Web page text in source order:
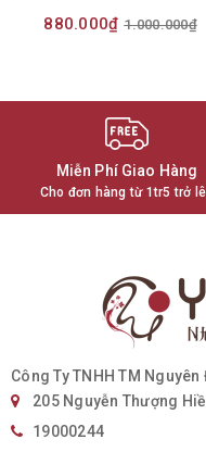
20 Ống x 20ml
880.000₫ 1.000.000₫
Miễn Phí Giao Hàng
Cho đơn hàng từ 1tr5 trở
Công Ty TNHH TM Nguyên
205 Nguyễn Thượng
19000244